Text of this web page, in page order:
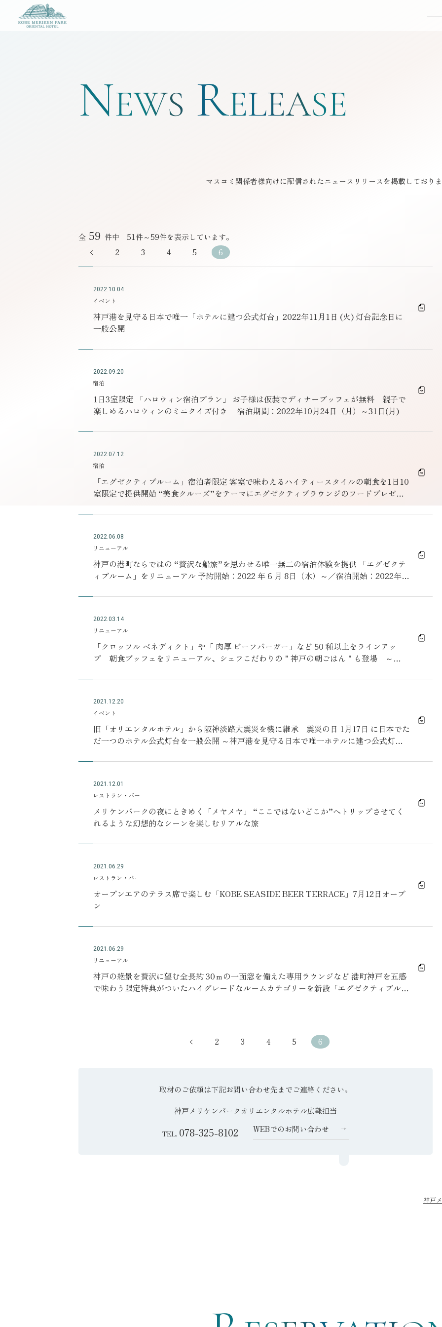
MENU
NEWS RELEASE
マスコミ関係者様向けに配信されたニュースリリースを掲載しておりま
全 59 件中 51件～59件を表示しています。
2
3 4 5 6
2022.10.04
イベント
神戸港を見守る日本で唯一「ホテルに建つ公式灯台」2022年11月1日 (火) 灯台記念日に
一般公開
2022.09.20
宿泊
1日3室限定 「ハロウィン宿泊プラン」 お子様は仮装でディナーブッフェが無料 親子で
楽しめるハロウィンのミニクイズ付き 宿泊期間：2022年10月24日（月）～31日(月)
2022.07.12
宿泊
「エグゼクティブルーム」宿泊者限定 客室で味わえるハイティースタイルの朝食を1日10
室限定で提供開始 “美食クルーズ”をテーマにエグゼクティブラウンジのフードプレゼン
2022.06.08
リニューアル
神戸の港町ならではの “贅沢な船旅”を思わせる唯一無二の宿泊体験を提供 「エグゼクテ
ィブルーム」をリニューアル 予約開始：2022 年 6 月 8日（水）～／宿泊開始：2022年 6
2022.03.14
リニューアル
「クロッフル ベネディクト」や「 肉厚 ビーフバーガー」など 50 種以上をラインアッ
プ 朝食ブッフェをリニューアル、シェフこだわりの＂神戸の朝ごはん＂も登場 ～
2021.12.20
イベント
旧「オリエンタルホテル」から阪神淡路大震災を機に継承 震災の日 1月17日 に日本でた
だ一つのホテル公式灯台を一般公開 ～神戸港を見守る日本で唯一ホテルに建つ公式灯台
2021.12.01
レストラン・バー
メリケンパークの夜にときめく「メヤメヤ」 “ここではないどこか”へトリップさせてく
れるような幻想的なシーンを楽しむリアルな旅
2021.06.29
レストラン・バー
オープンエアのテラス席で楽しむ「KOBE SEASIDE BEER TERRACE」7月12日オープ
ン
2021.06.29
リニューアル
神戸の絶景を贅沢に望む全長約 30ｍの一面窓を備えた専用ラウンジなど 港町神戸を五感
で味わう限定特典がついたハイグレードなルームカテゴリーを新設「エグゼクティブルー
2 3 4 5 6
取材のご依頼は下記お問い合わせ先までご連絡ください。
神戸メリケンパークオリエンタルホテル広報担当
TEL. 078-325-8102 WEBでのお問い合わせ
神戸